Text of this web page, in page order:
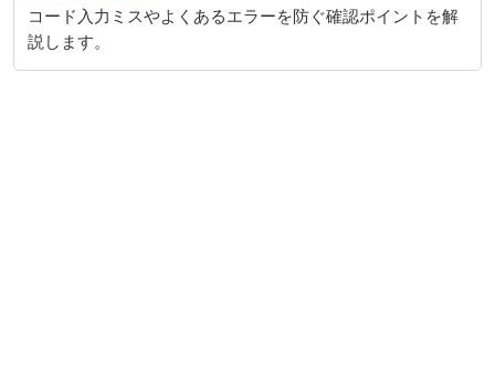
コード入力ミスやよくあるエラーを防ぐ確認ポイントを解
説します。